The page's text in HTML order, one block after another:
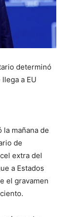
determinó
a EU
la mañana de
de
extra del
a Estados
el gravamen